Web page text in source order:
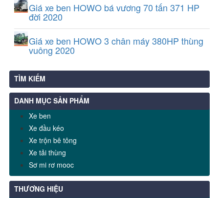
Giá xe ben HOWO bá vương 70 tấn 371 HP
đời 2020
Giá xe ben HOWO 3 chân máy 380HP thùng
vuông 2020
TÌM KIẾM
DANH MỤC SẢN PHẨM
Xe ben
Xe đầu kéo
Xe trộn bê tông
Xe tải thùng
Sơ mi rơ mooc
THƯƠNG HIỆU